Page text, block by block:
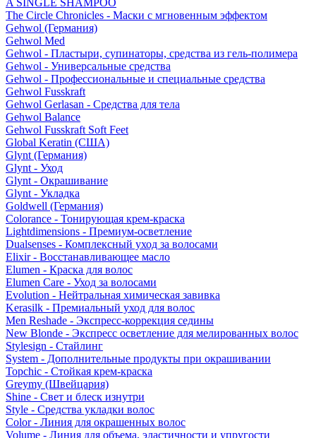
A SINGLE SHAMPOO
The Circle Chronicles - Маски с мгновенным эффектом
Gehwol (Германия)
Gehwol Med
Gehwol - Пластыри, супинаторы, средства из гель-полимера
Gehwol - Универсальные средства
Gehwol - Профессиональные и специальные средства
Gehwol Fusskraft
Gehwol Gerlasan - Средства для тела
Gehwol Balance
Gehwol Fusskraft Soft Feet
Global Keratin (США)
Glynt (Германия)
Glynt - Уход
Glynt - Окрашивание
Glynt - Укладка
Goldwell (Германия)
Colorance - Тонирующая крем-краска
Lightdimensions - Премиум-осветление
Dualsenses - Комплексный уход за волосами
Elixir - Восстанавливающее масло
Elumen - Краска для волос
Elumen Care - Уход за волосами
Evolution - Нейтральная химическая завивка
Kerasilk - Премиальный уход для волос
Men Reshade - Экспресс-коррекция седины
New Blonde - Экспресс осветление для мелированных волос
Stylesign - Стайлинг
System - Дополнительные продукты при окрашивании
Topchic - Стойкая крем-краска
Greymy (Швейцария)
Shine - Свет и блеск изнутри
Style - Средства укладки волос
Color - Линия для окрашенных волос
Volume - Линия для объема, эластичности и упругости